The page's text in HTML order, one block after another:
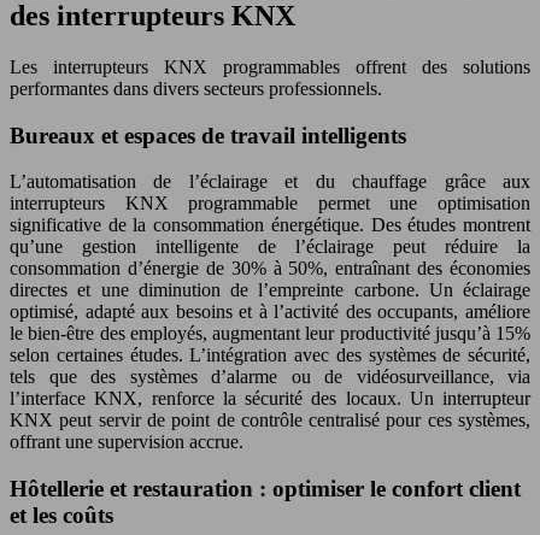
des interrupteurs KNX
Les interrupteurs KNX programmables offrent des solutions
performantes dans divers secteurs professionnels.
Bureaux et espaces de travail intelligents
L’automatisation de l’éclairage et du chauffage grâce aux
interrupteurs KNX programmable permet une optimisation
significative de la consommation énergétique. Des études montrent
qu’une gestion intelligente de l’éclairage peut réduire la
consommation d’énergie de 30% à 50%, entraînant des économies
directes et une diminution de l’empreinte carbone. Un éclairage
optimisé, adapté aux besoins et à l’activité des occupants, améliore
le bien-être des employés, augmentant leur productivité jusqu’à 15%
selon certaines études. L’intégration avec des systèmes de sécurité,
tels que des systèmes d’alarme ou de vidéosurveillance, via
l’interface KNX, renforce la sécurité des locaux. Un interrupteur
KNX peut servir de point de contrôle centralisé pour ces systèmes,
offrant une supervision accrue.
Hôtellerie et restauration : optimiser le confort client
et les coûts